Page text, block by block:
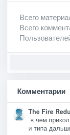
Всего
Всего
Комментарии
The Fire
в чем
и типа